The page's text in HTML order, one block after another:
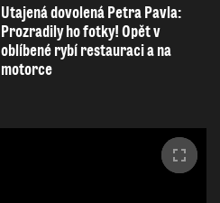
Utajená dovolená Petra Pavla:
Prozradily ho fotky! Opět v
oblíbené rybí restauraci a na
motorce